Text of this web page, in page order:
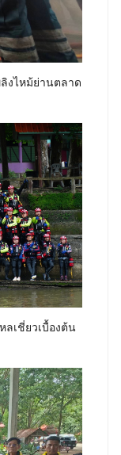
งไหม้ย่านตลาด
ลเชี่ยวเบื้องต้น